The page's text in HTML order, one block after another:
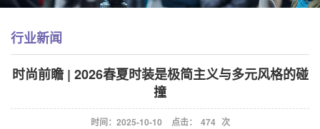
行业新闻
时尚前瞻 | 2026春夏时装是极简主义与多元风格的碰
撞
时间：2025-10-10 点击： 474 次